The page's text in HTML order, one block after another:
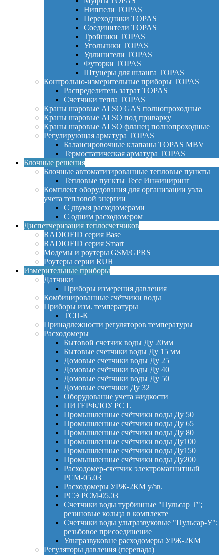
Ниппели TOPAS
Переходники TOPAS
Соединители TOPAS
Тройники TOPAS
Угольники TOPAS
Удлинители TOPAS
Футорки TOPAS
Штуцеры для шланга TOPAS
Контрольно-измерительные приборы TOPAS
Распределитель затрат TOPAS
Счетчики тепла TOPAS
Краны шаровые ALSO GAS полнопроходные
Краны шаровые ALSO под приварку
Краны шаровые ALSO фланец полнопроходные
Регулирующая арматура TOPAS
Балансировочные клапаны TOPAS MBV
Термостатическая арматура TOPAS
Блочные решения
Блочные автоматизированные тепловые пункты
Тепловые пункты Тесс Инжиниринг
Комплект оборудования для организации узла
учета тепловой энергии
С двумя расходомерами
С одним расходомером
Диспетчеризация теплосчетчиков
RADIOFID серия Base
RADIOFID серия Smart
Модемы и роутеры GSM/GPRS
Роутеры серии RUH
Измерительные приборы
Датчики
Приборы измерения давления
Комбинированные счётчики воды
Приборы изм. температуры
ТСП-К
Принадлежности регуляторов температуры
Расходомеры
Бытовой счетчик воды Ду 20мм
Бытовые счетчики воды Ду 15 мм
Домовые счетчики воды Ду 25
Домовые счётчики воды Ду 40
Домовые счётчики воды Ду 50
Домовые счетчики Ду 32
Оборудование учета жидкости
ПИТЕРФЛОУ РС L
Промышленные счётчики воды Ду 50
Промышленные счётчики воды Ду 65
Промышленные счётчики воды Ду 80
Промышленные счётчики воды Ду100
Промышленные счётчики воды Ду150
Промышленные счётчики воды Ду200
Расходомер-счетчик электромагнитный
РСМ-05.03
Расходомеры УРЖ-2КМ у/зв.
РСЭ РСМ-05.03
Счетчики воды турбинные "Пульсар Т";
резиновые кольца в комплекте
Счетчики воды ультразвуковые "Пульсар-У";
резьбовое присоединение
Ультразвуковые расходомеры УРЖ-2КМ
Регуляторы давления (перепада)